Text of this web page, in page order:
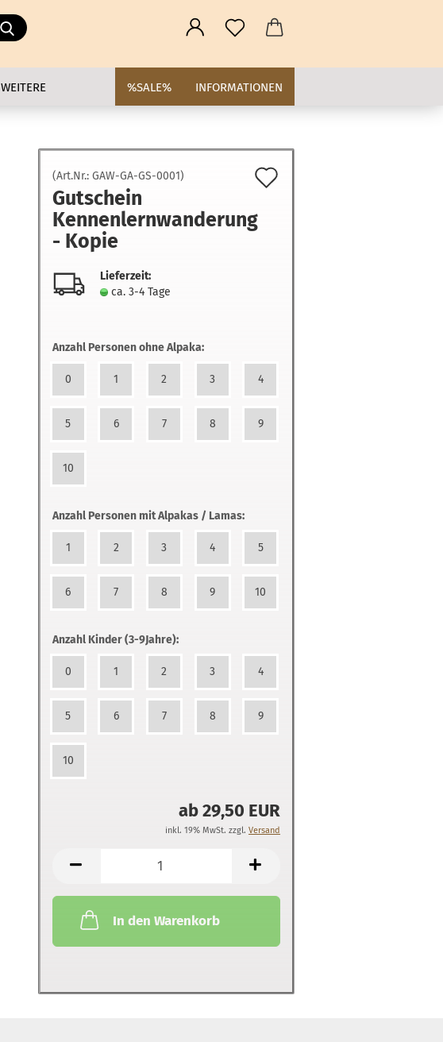
Suche...
%SALE% INFORMATIONEN
WEITERE
(Art.Nr.: GAW-GA-GS-0001)
Gutschein
Kennenlernwanderung
- Kopie
Lieferzeit:
ca. 3-4 Tage
Anzahl Personen ohne Alpaka:
0 1 2 3 4
5 6 7 8 9
10
Anzahl Personen mit Alpakas / Lamas:
1 2 3 4 5
6 7 8 9 10
Anzahl Kinder (3-9Jahre):
0 1 2 3 4
5 6 7 8 9
10
ab 29,50 EUR
inkl. 19% MwSt. zzgl. Versand
In den Warenkorb